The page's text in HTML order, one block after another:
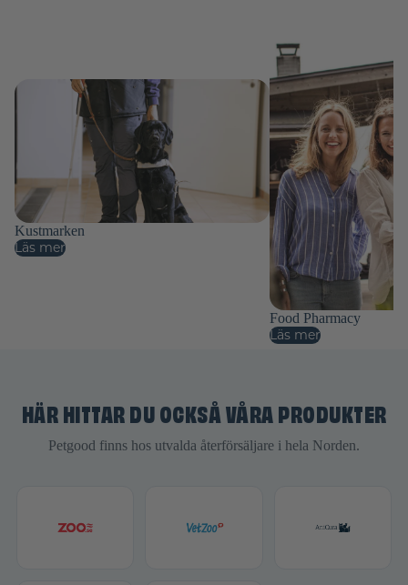
Kustmarken
Läs mer
Food Pharmacy
Läs mer
HÄR HITTAR DU OCKSÅ VÅRA PRODUKTER
Petgood finns hos utvalda återförsäljare i hela Norden.